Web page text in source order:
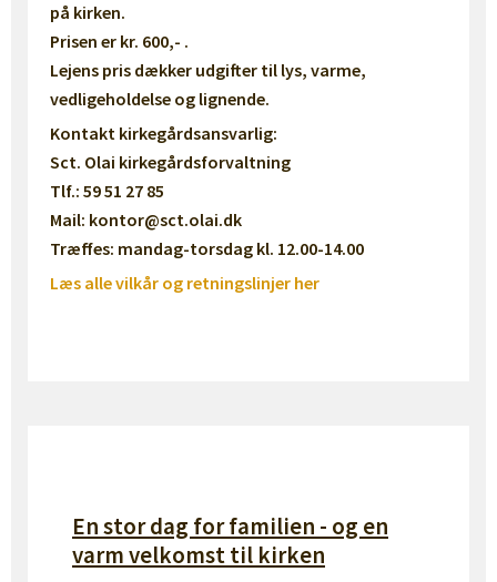
på kirken.
Prisen er kr. 600,- .
Lejens pris dækker udgifter til lys, varme,
vedligeholdelse og lignende.
Kontakt kirkegårdsansvarlig:
Sct. Olai kirkegårdsforvaltning
Tlf.: 59 51 27 85
Mail: kontor@sct.olai.dk
Træffes: mandag-torsdag kl. 12.00-14.00
Læs alle vilkår og retningslinjer her
En stor dag for familien - og en
varm velkomst til kirken